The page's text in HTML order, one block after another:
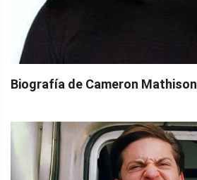
Biografía de Cameron Mathison